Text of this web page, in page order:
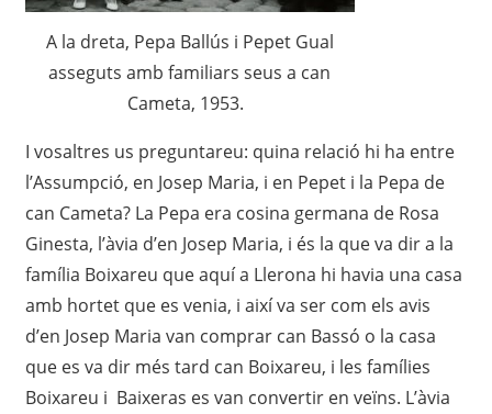
A la dreta, Pepa Ballús i Pepet Gual
asseguts amb familiars seus a can
Cameta, 1953.
I vosaltres us preguntareu: quina relació hi ha entre
l’Assumpció, en Josep Maria, i en Pepet i la Pepa de
can Cameta? La Pepa era cosina germana de Rosa
Ginesta, l’àvia d’en Josep Maria, i és la que va dir a la
família Boixareu que aquí a Llerona hi havia una casa
amb hortet que es venia, i així va ser com els avis
d’en Josep Maria van comprar can Bassó o la casa
que es va dir més tard can Boixareu, i les famílies
Boixareu i Baixeras es van convertir en veïns. L’àvia